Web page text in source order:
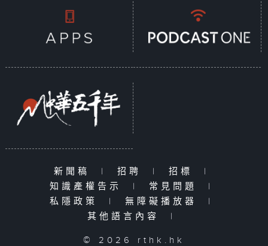
新聞稿 | 招聘 | 招標
|
知識產權告示
| 常見問題
|
私隱政策
| 無障礙播放器
|
其他語言內容
|
© 2026 rthk.hk